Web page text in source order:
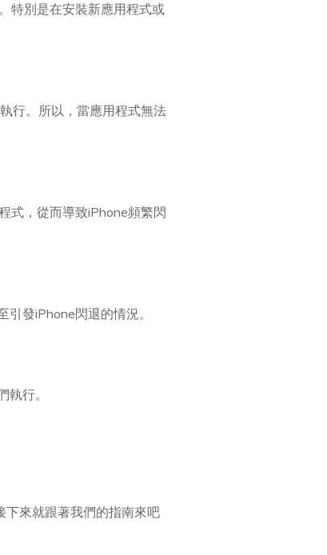
特別是在安裝新應用程式或
行。所以，當應用程式無法
式，從而導致iPhone頻繁閃
發iPhone閃退的情況。
行。
來就跟著我們的指南來吧